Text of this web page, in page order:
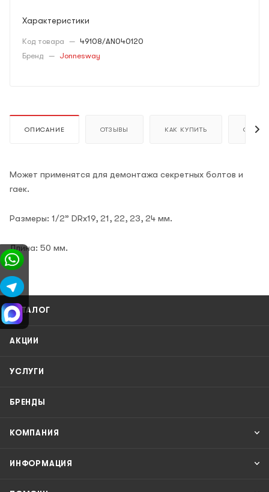
Характеристики
Код товара — 49108/AN040120
Бренд — Jonnesway
ОПИСАНИЕ ОТЗЫВЫ КАК КУПИТЬ ОПЛАТА
Может применятся для демонтажа секретных болтов и
гаек.
Размеры: 1/2” DRх19, 21, 22, 23, 24 мм.
Длина: 50 мм.
КАТАЛОГ
АКЦИИ
УСЛУГИ
БРЕНДЫ
КОМПАНИЯ
ИНФОРМАЦИЯ